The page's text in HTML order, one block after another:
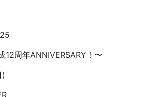
12周年ANNIVERSARY！〜